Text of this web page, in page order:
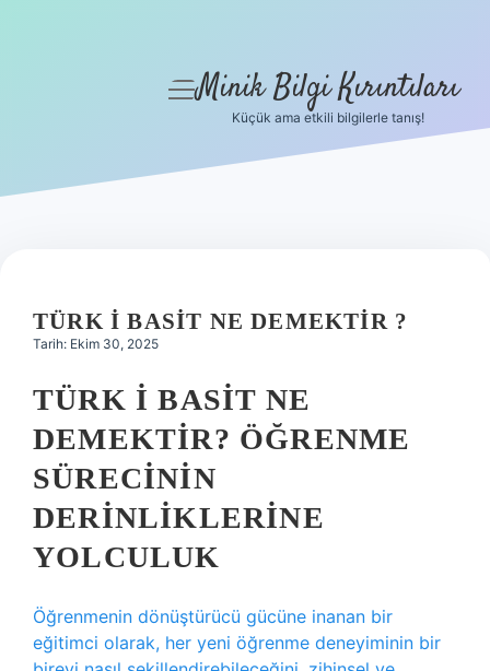
Hakkımızda
menüyü
Minik Bilgi Kırıntıları
Küçük ama etkili bilgilerle tanış!
TÜRK I BASIT NE DEMEKTIR ?
Tarih: Ekim 30, 2025
TÜRK İ BASIT NE
DEMEKTIR? ÖĞRENME
SÜRECININ
DERINLIKLERINE
YOLCULUK
Öğrenmenin dönüştürücü gücüne inanan bir
eğitimci olarak, her yeni öğrenme deneyiminin bir